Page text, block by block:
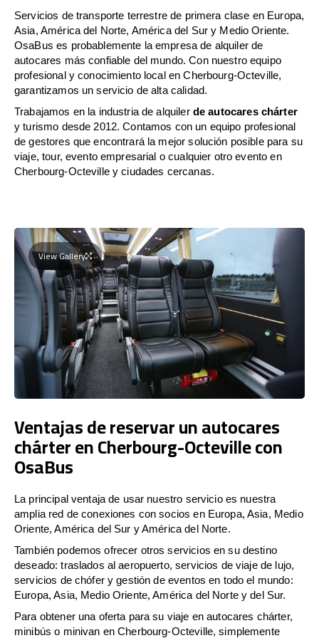
Servicios de transporte terrestre de primera clase en Europa,
Asia, América del Norte, América del Sur y Medio Oriente.
OsaBus es probablemente la empresa de alquiler de
autocares más confiable del mundo. Con nuestro equipo
profesional y conocimiento local en Cherbourg-Octeville,
garantizamos un servicio de alta calidad.
Trabajamos en la industria de alquiler de autocares chárter
y turismo desde 2012. Contamos con un equipo profesional
de gestores que encontrará la mejor solución posible para su
viaje, tour, evento empresarial o cualquier otro evento en
Cherbourg-Octeville y ciudades cercanas.
View Gallery
Ventajas de reservar un autocares
chárter en Cherbourg-Octeville con
OsaBus
La principal ventaja de usar nuestro servicio es nuestra
amplia red de conexiones con socios en Europa, Asia, Medio
Oriente, América del Sur y América del Norte.
También podemos ofrecer otros servicios en su destino
deseado: traslados al aeropuerto, servicios de viaje de lujo,
servicios de chófer y gestión de eventos en todo el mundo:
Europa, Asia, Medio Oriente, América del Norte y del Sur.
Para obtener una oferta para su viaje en autocares chárter,
minibús o minivan en Cherbourg-Octeville, simplemente